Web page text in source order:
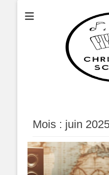
Mois : juin